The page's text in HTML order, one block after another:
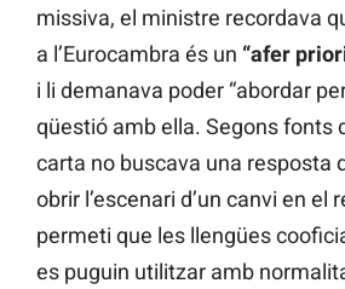
missiva, el ministre recordava
a l’Eurocambra és un “afer
i li demanava poder “abordar
qüestió amb ella. Segons fonts
carta no buscava una resposta
obrir l’escenari d’un canvi en el
permeti que les llengües
es puguin utilitzar amb